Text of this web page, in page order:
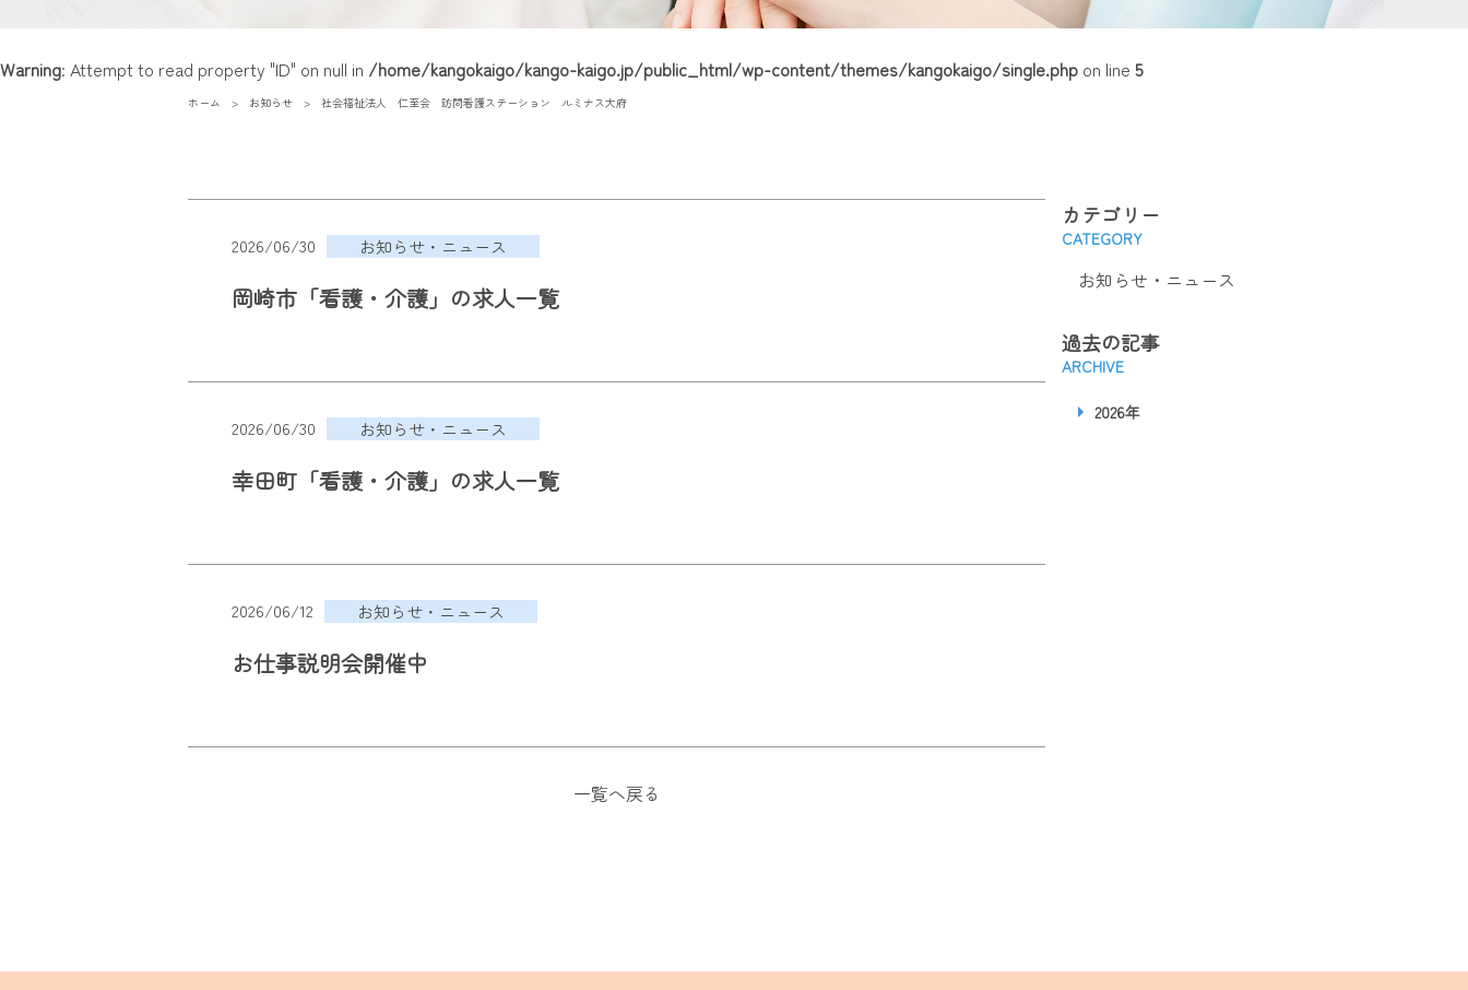
Warning: Attempt to read property "ID" on null in /home/kangokaigo/kango-kaigo.jp/public_html/wp-content/themes/kangokaigo/single.php on line 5
ホーム お知らせ 社会福祉法人 仁至会 訪問看護ステーション ルミナス大府
2026/06/30 お知らせ・ニュース
岡崎市「看護・介護」の求人一覧
2026/06/30 お知らせ・ニュース
幸田町「看護・介護」の求人一覧
2026/06/12 お知らせ・ニュース
お仕事説明会開催中
一覧へ戻る
カテゴリー
CATEGORY
お知らせ・ニュース
過去の記事
ARCHIVE
2026年